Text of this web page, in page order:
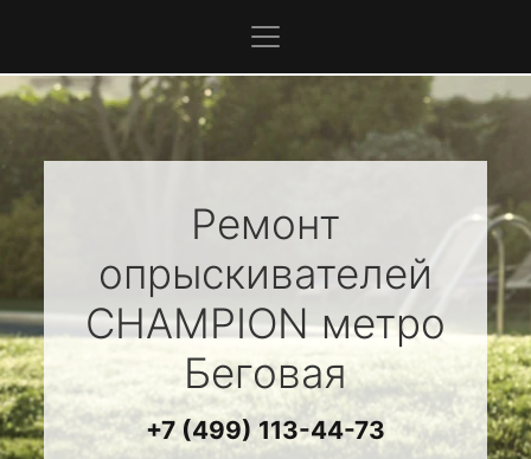
Ремонт
опрыскивателей
CHAMPIONметро
Беговая
+7 (499) 113-44-73